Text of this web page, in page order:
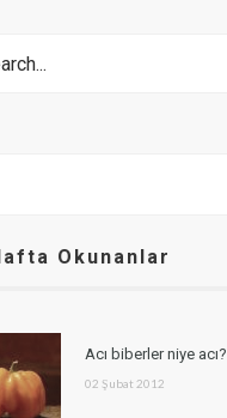
Okunanlar
Acı biberler niye acı?
02 Şubat 2012